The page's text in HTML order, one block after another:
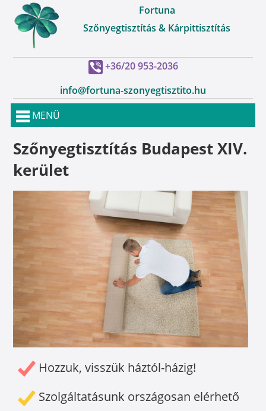
Fortuna
Szőnyegtisztítás & Kárpittisztítás
+36/20 953-2036
info@fortuna-szonyegtisztito.hu
MENÜ
Szőnyegtisztítás Budapest XIV.
kerület
Hozzuk, visszük háztól-házig!
Szolgáltatásunk országosan elérhető